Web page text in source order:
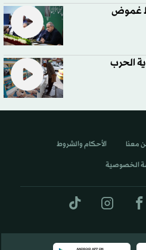
غموض
الحرب
معنا الأحكام والشروط
الخصوصية